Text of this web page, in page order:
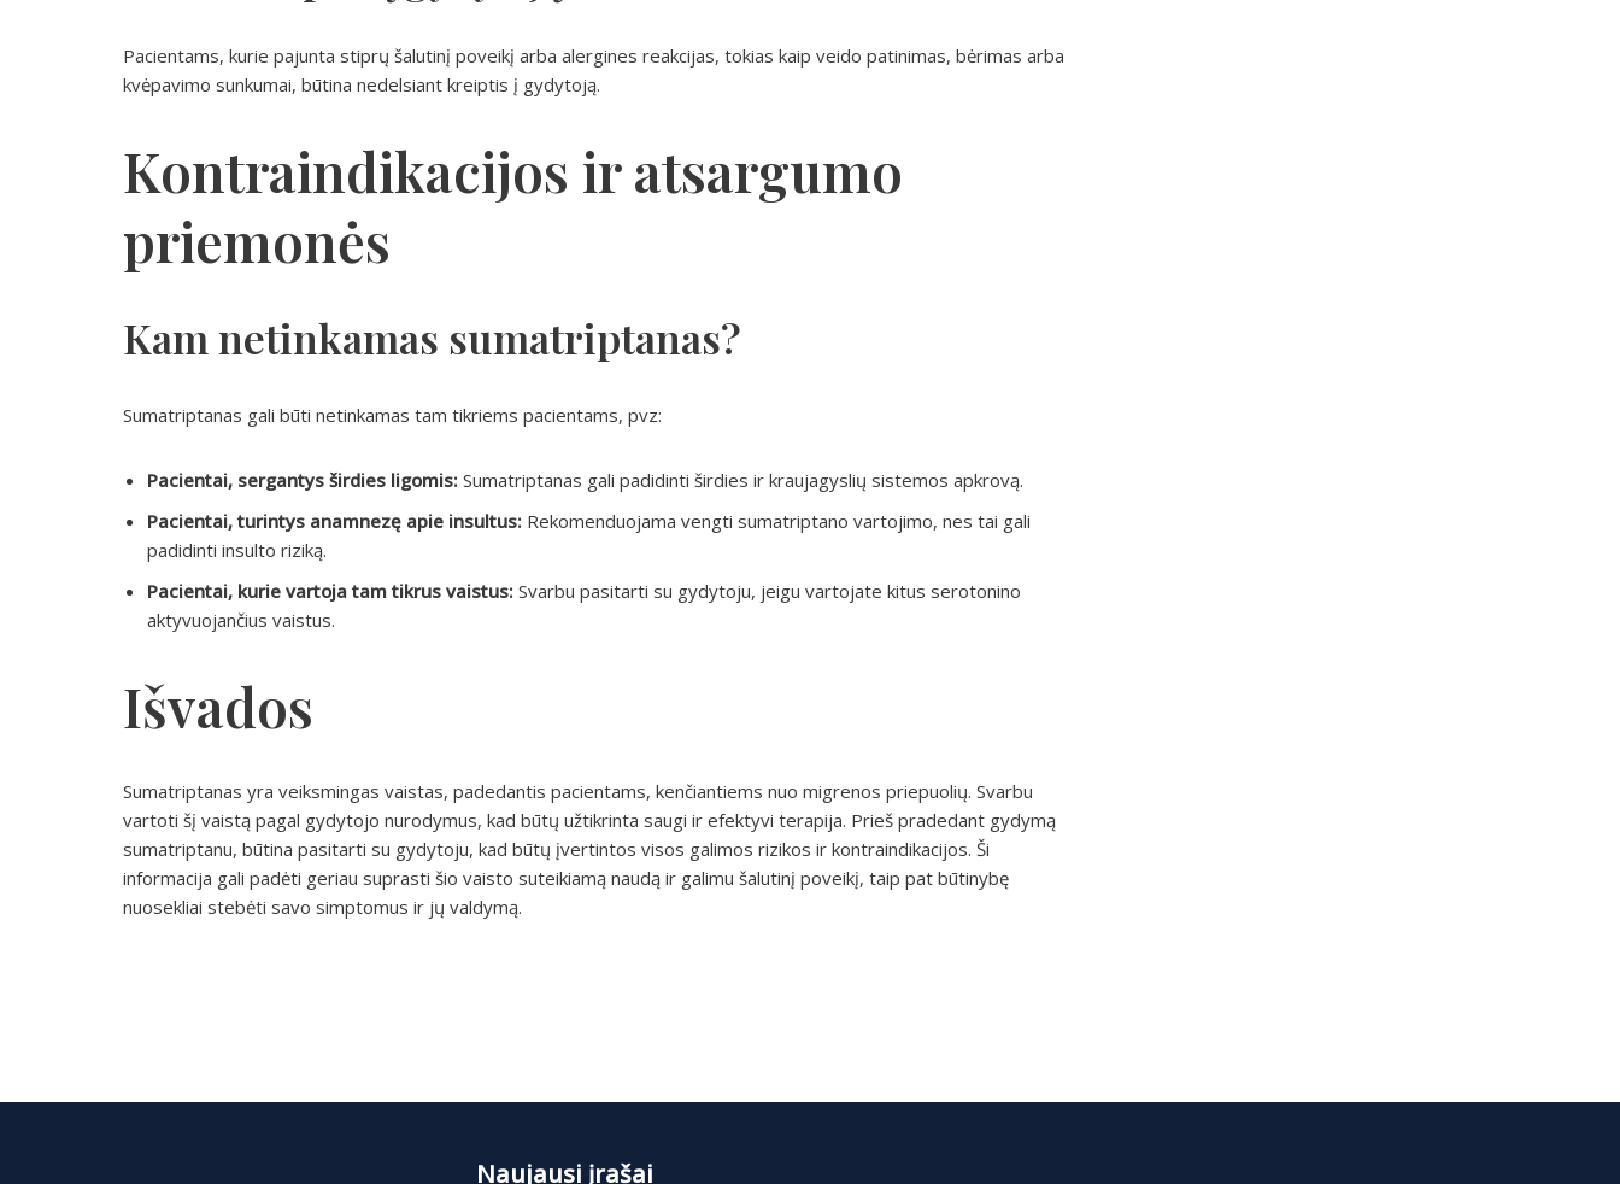
Pacientams, kurie pajunta stiprų šalutinį poveikį arba alergines reakcijas, tokias kaip veido patinimas, bėrimas arba
kvėpavimo sunkumai, būtina nedelsiant kreiptis į gydytoją.
Kontraindikacijos ir atsargumo
priemonės
Kam netinkamas sumatriptanas?
Sumatriptanas gali būti netinkamas tam tikriems pacientams, pvz:
Pacientai, sergantys širdies ligomis: Sumatriptanas gali padidinti širdies ir kraujagyslių sistemos apkrovą.
Pacientai, turintys anamnezę apie insultus: Rekomenduojama vengti sumatriptano vartojimo, nes tai gali
padidinti insulto riziką.
Pacientai, kurie vartoja tam tikrus vaistus: Svarbu pasitarti su gydytoju, jeigu vartojate kitus serotonino
aktyvuojančius vaistus.
Išvados
Sumatriptanas yra veiksmingas vaistas, padedantis pacientams, kenčiantiems nuo migrenos priepuolių. Svarbu
vartoti šį vaistą pagal gydytojo nurodymus, kad būtų užtikrinta saugi ir efektyvi terapija. Prieš pradedant gydymą
sumatriptanu, būtina pasitarti su gydytoju, kad būtų įvertintos visos galimos rizikos ir kontraindikacijos. Ši
informacija gali padėti geriau suprasti šio vaisto suteikiamą naudą ir galimu šalutinį poveikį, taip pat būtinybę
nuosekliai stebėti savo simptomus ir jų valdymą.
Naujausi įrašai